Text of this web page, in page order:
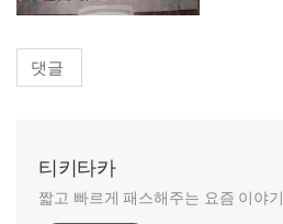
댓글
티키타카
짧고 빠르게 패스해주는 요즘 이야기